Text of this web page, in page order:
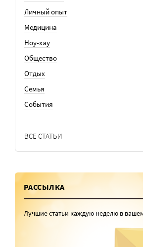
Личный опыт
Медицина
Ноу-хау
Общество
Отдых
Семья
События
ВСЕ СТАТЬИ
РАССЫЛКА
Лучшие статьи каждую неделю в